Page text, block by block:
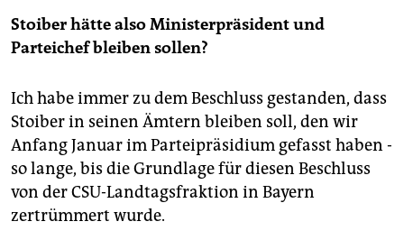
Stoiber hätte also Ministerpräsident und
Parteichef bleiben sollen?
Ich habe immer zu dem Beschluss gestanden, dass
Stoiber in seinen Ämtern bleiben soll, den wir
Anfang Januar im Parteipräsidium gefasst haben -
so lange, bis die Grundlage für diesen Beschluss
von der CSU-Landtagsfraktion in Bayern
zertrümmert wurde.